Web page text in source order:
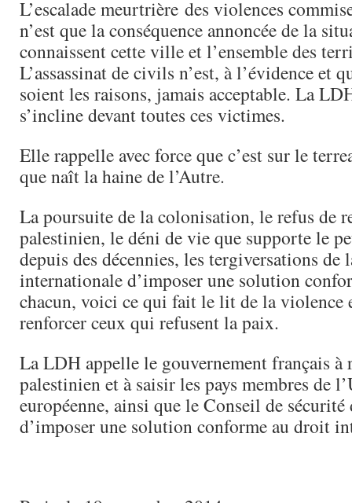
L’escalade meurtrière des violences
n’est que la conséquence annoncée de la
connaissent cette ville et l’ensemble des
L’assassinat de civils n’est, à l’évidence et
soient les raisons, jamais acceptable. La
s’incline devant toutes ces victimes.
Elle rappelle avec force que c’est sur le
que naît la haine de l’Autre.
La poursuite de la colonisation, le refus de
palestinien, le déni de vie que supporte le
depuis des décennies, les tergiversations de
internationale d’imposer une solution
chacun, voici ce qui fait le lit de la violence
renforcer ceux qui refusent la paix.
La LDH appelle le gouvernement français à
palestinien et à saisir les pays membres de
européenne, ainsi que le Conseil de
d’imposer une solution conforme au droit